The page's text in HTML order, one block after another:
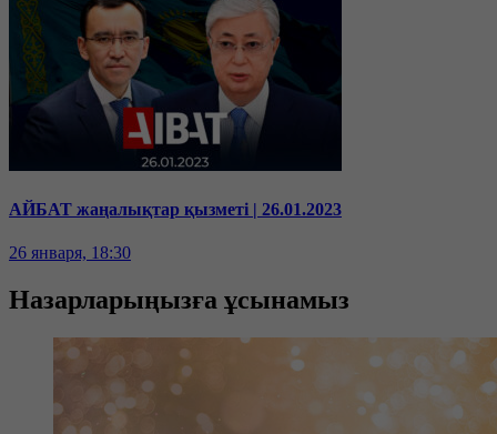
АЙБАТ жаңалықтар қызметі | 26.01.2023
26 января, 18:30
Назарларыңызға ұсынамыз